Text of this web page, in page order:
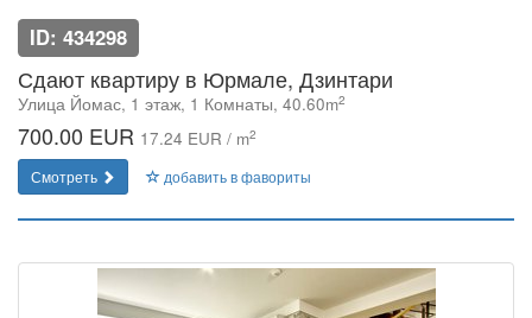
ID: 434298
Сдают квартиру в Юрмале, Дзинтари
Улица Йомас, 1 этаж, 1 Комнаты, 40.60m2
700.00 EUR 17.24 EUR / m2
Смотреть добавить в фавориты